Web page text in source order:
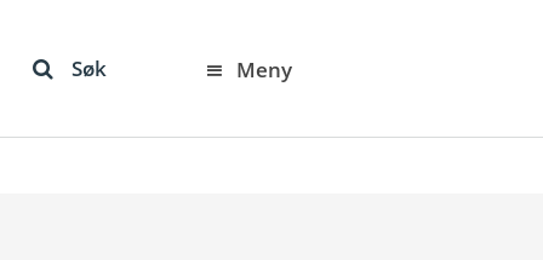
Søk Meny